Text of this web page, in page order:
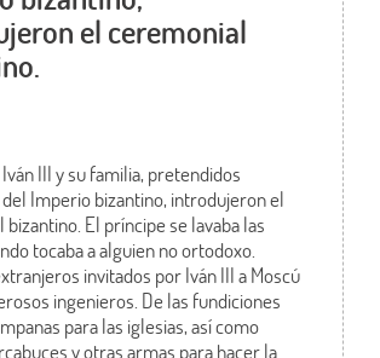
el ceremonial
III y su familia, pretendidos
Imperio bizantino, introdujeron el
El príncipe se lavaba las
tocaba a alguien no ortodoxo.
invitados por Iván III a Moscú
ingenieros. De las fundiciones
para las iglesias, así como
y otras armas para hacer la